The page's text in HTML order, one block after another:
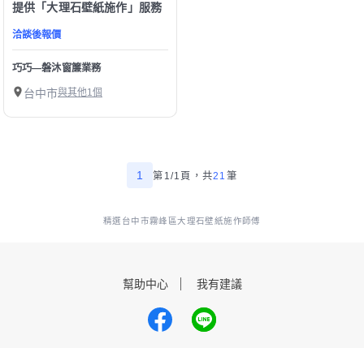
提供「大理石壁紙施作」服務
洽談後報價
巧巧—磐沐窗簾業務
台中市與其他1個
1 第1/1頁， 共21 筆
精選台中市霧峰區大理石壁紙施作師傅
幫助中心 我有建議